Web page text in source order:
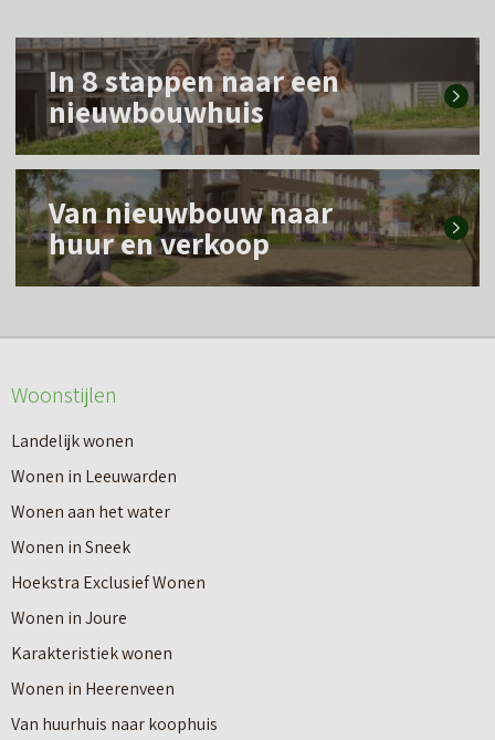
L
s
m
e
o
e
r
I
n
8
s
t
a
p
p
In 8 stappen naar een
nieuwbouwhuis
L
e
s
e
o
v
e
r
V
a
n
n
Van nieuwbouw naar
huur en verkoop
Woonstijlen
Landelijk wonen
Wonen in Leeuwarden
Wonen aan het water
Wonen in Sneek
Hoekstra Exclusief Wonen
Wonen in Joure
Karakteristiek wonen
Wonen in Heerenveen
Van huurhuis naar koophuis